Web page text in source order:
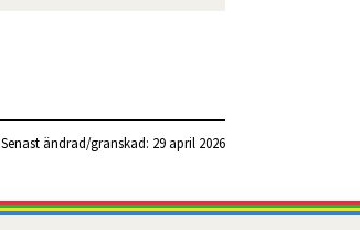
Senast ändrad/granskad: 29 april 2026